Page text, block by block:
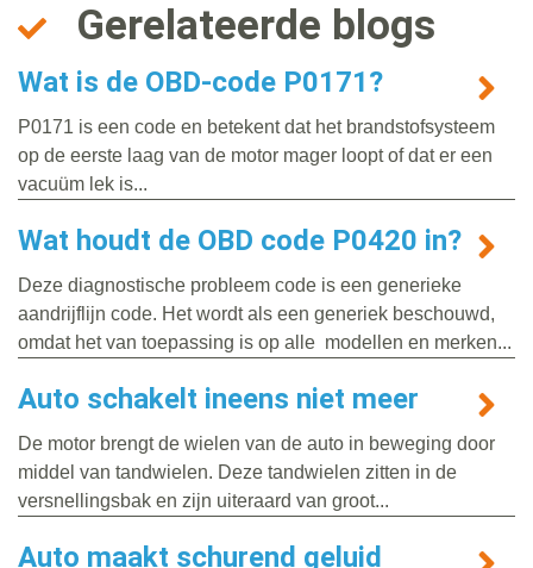
Gerelateerde blogs
Wat is de OBD-code P0171?
P0171 is een code en betekent dat het brandstofsysteem
op de eerste laag van de motor mager loopt of dat er een
vacuüm lek is...
Wat houdt de OBD code P0420 in?
Deze diagnostische probleem code is een generieke
aandrijflijn code. Het wordt als een generiek beschouwd,
omdat het van toepassing is op alle modellen en merken...
Auto schakelt ineens niet meer
De motor brengt de wielen van de auto in beweging door
middel van tandwielen. Deze tandwielen zitten in de
versnellingsbak en zijn uiteraard van groot...
Auto maakt schurend geluid